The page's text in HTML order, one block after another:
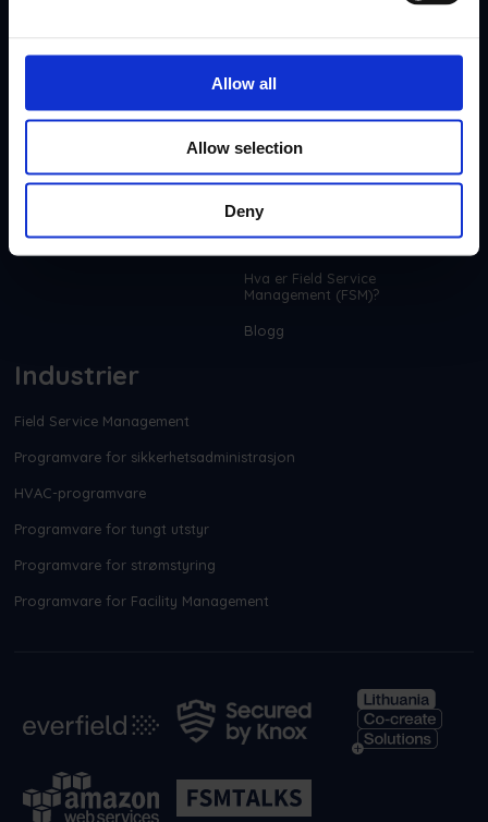
Allow all
Allow selection
Deny
Om
ROI-kalkulator
Henvisningsprogram
Frontu FSM Partner Program
Hva er Field Service
Management (FSM)?
Blogg
Industrier
Field Service Management
Programvare for sikkerhetsadministrasjon
HVAC-programvare
Programvare for tungt utstyr
Programvare for strømstyring
Programvare for Facility Management